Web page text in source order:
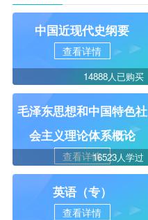
中国近现代史纲要
查看详情
14888人已购买
毛泽东思想和中国特色社
会主义理论体系概论
查看详情16523人学过
英语（专）
查看详情